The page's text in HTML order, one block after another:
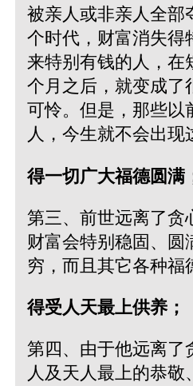
被亲人或非亲人全部
个时代，财富消失得
来特别有钱的人，在
个月之后，就变成了
可怜。但是，那些以
人，今生就不会出现
得一切广大福德圆满
第三、前世远离了贪
财富会特别稳固、圆
穷，而且其它各种福
得受人天最上供养；
第四、由于他远离了
人及天人最上的恭敬